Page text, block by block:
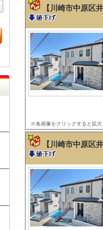
【川崎市中原
※各画像をクリックすると拡大
【川崎市中原